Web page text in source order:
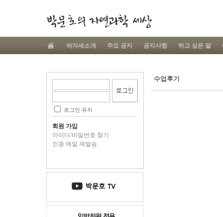
박자세소개 주요 공지 공지사항 하고 싶은 말
로그인 유지
회원 가입
아이디/비밀번호 찾기
인증 메일 재발송
수업후기